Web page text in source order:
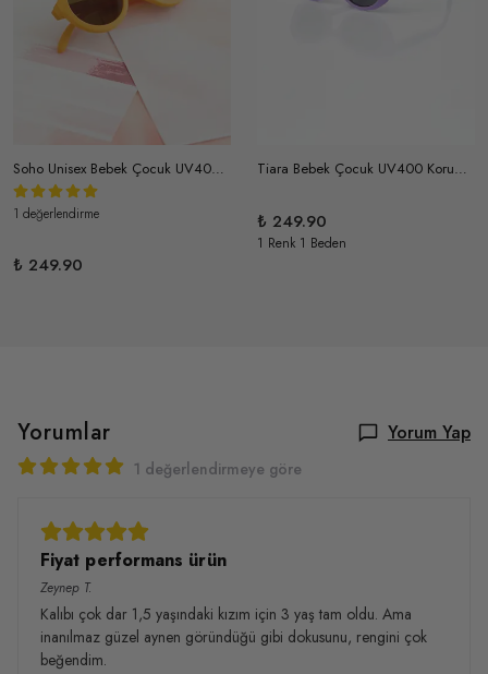
Soho Unisex Bebek Çocuk UV400 Korumalı İskandinav Güneş Gözlüğü ve Saklama Kabı 1-4 Yaş (Hardal)
1 değerlendirme
₺ 249.90
Tiara Bebek Çocuk UV400 Korumalı Güneş Gözlüğü ve Saklama Kabı 1-4 Yaş (Lila)
₺ 249.90
1 Renk 1 Beden
Yorumlar Yorum Yap
1 değerlendirmeye göre
Fiyat performans ürün
Zeynep T.
Kalıbı çok dar 1,5 yaşındaki kızım için 3 yaş tam oldu. Ama
inanılmaz güzel aynen göründüğü gibi dokusunu, rengini çok
beğendim.